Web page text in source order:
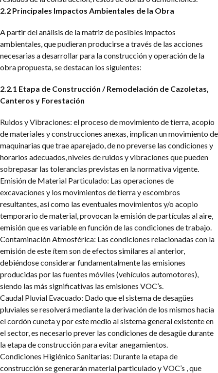
2.2 Principales Impactos Ambientales de la Obra
A partir del análisis de la matriz de posibles impactos
ambientales, que pudieran producirse a través de las acciones
necesarias a desarrollar para la construcción y operación de la
obra propuesta, se destacan los siguientes:
2.2.1 Etapa de Construcción / Remodelación de Cazoletas,
Canteros y Forestación
Ruidos y Vibraciones: el proceso de movimiento de tierra, acopio
de materiales y construcciones anexas, implican un movimiento de
maquinarias que trae aparejado, de no preverse las condiciones y
horarios adecuados, niveles de ruidos y vibraciones que pueden
sobrepasar las tolerancias previstas en la normativa vigente.
Emisión de Material Particulado: Las operaciones de
excavaciones y los movimientos de tierra y escombros
resultantes, así como las eventuales movimientos y/o acopio
temporario de material, provocan la emisión de partículas al aire,
emisión que es variable en función de las condiciones de trabajo.
Contaminación Atmosférica: Las condiciones relacionadas con la
emisión de este ítem son de efectos similares al anterior,
debiéndose considerar fundamentalmente las emisiones
producidas por las fuentes móviles (vehículos automotores),
siendo las más significativas las emisiones VOC’s.
Caudal Pluvial Evacuado: Dado que el sistema de desagües
pluviales se resolverá mediante la derivación de los mismos hacia
el cordón cuneta y por este medio al sistema general existente en
el sector, es necesario prever las condiciones de desagüe durante
la etapa de construcción para evitar anegamientos.
Condiciones Higiénico Sanitarias: Durante la etapa de
construcción se generarán material particulado y VOC’s , que